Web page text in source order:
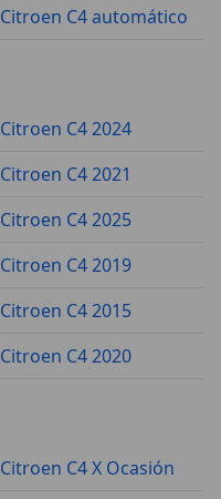
Citroen C4 automático
Citroen C4 2024
Citroen C4 2021
Citroen C4 2025
Citroen C4 2019
Citroen C4 2015
Citroen C4 2020
Citroen C4 X Ocasión